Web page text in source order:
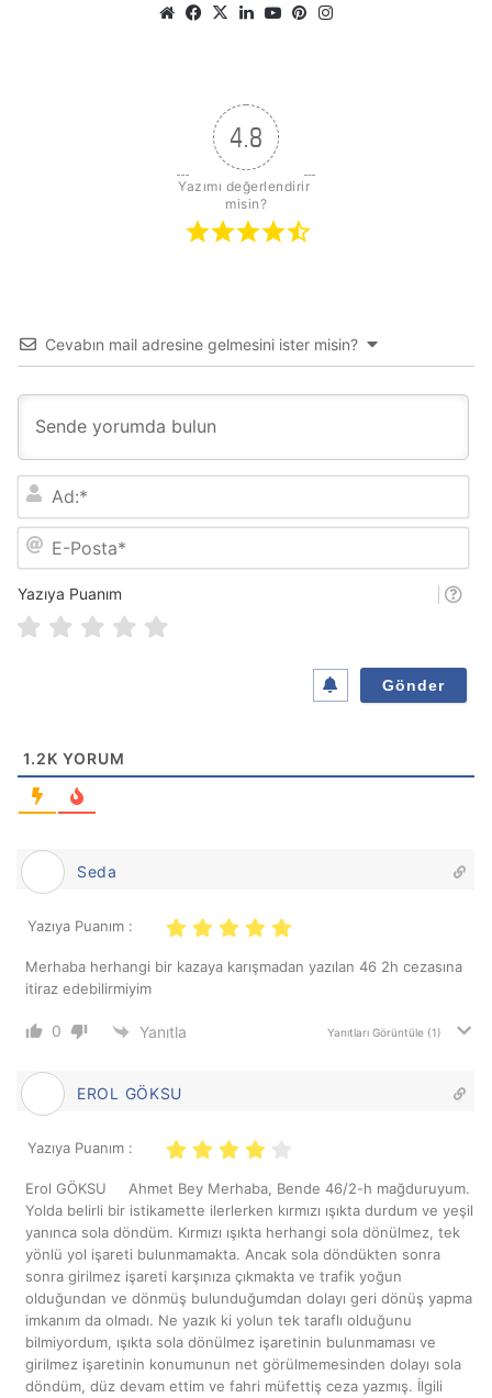
Web Facebook
X LinkedIn
YouTubePinterest
4.8
Yazımı değerlendirir
misin?
Cevabın mail adresine gelmesini ister misin?
:
P
Yazıya Puanım
1.2K YORUM
Seda
Yazıya Puanım :
Merhaba herhangi bir kazaya karışmadan yazılan 46 2h cezasına
itiraz edebilirmiyim
0 Yanıtla Yanıtları Görüntüle (1)
EROL GÖKSU
Yazıya Puanım :
Erol GÖKSU Ahmet Bey Merhaba, Bende 46/2-h mağduruyum.
Yolda belirli bir istikamette ilerlerken kırmızı ışıkta durdum ve yeşil
yanınca sola döndüm. Kırmızı ışıkta herhangi sola dönülmez, tek
yönlü yol işareti bulunmamakta. Ancak sola döndükten sonra
sonra girilmez işareti karşınıza çıkmakta ve trafik yoğun
olduğundan ve dönmüş bulunduğumdan dolayı geri dönüş yapma
imkanım da olmadı. Ne yazık ki yolun tek taraflı olduğunu
bilmiyordum, ışıkta sola dönülmez işaretinin bulunmaması ve
girilmez işaretinin konumunun net görülmemesinden dolayı sola
döndüm, düz devam ettim ve fahri müfettiş ceza yazmış. İlgili